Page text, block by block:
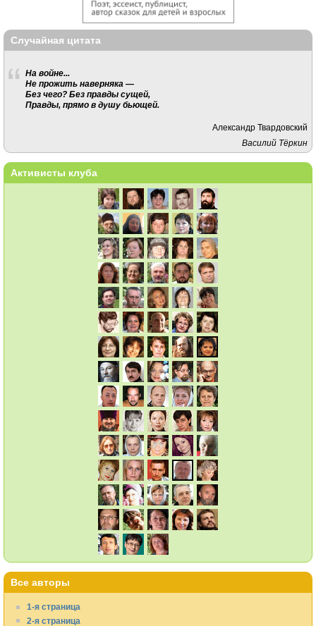
Случайная цитата
На войне...
Не прожить наверняка —
Без чего? Без правды сущей,
Правды, прямо в душу бьющей.
Александр Твардовский
Василий Тёркин
Активисты клуба
Все авторы
1-я страница
2-я страница